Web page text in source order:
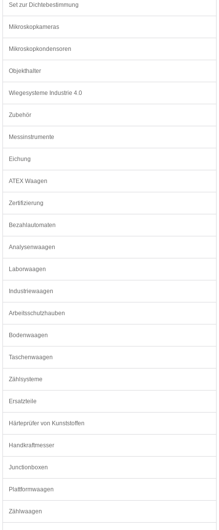
Set zur Dichtebestimmung
Mikroskopkameras
Mikroskopkondensoren
Objekthalter
Wiegesysteme Industrie 4.0
Zubehör
Messinstrumente
Eichung
ATEX Waagen
Zertifizierung
Bezahlautomaten
Analysenwaagen
Laborwaagen
Industriewaagen
Arbeitsschutzhauben
Bodenwaagen
Taschenwaagen
Zählsysteme
Ersatzteile
Härteprüfer von Kunststoffen
Handkraftmesser
Junctionboxen
Plattformwaagen
Zählwaagen